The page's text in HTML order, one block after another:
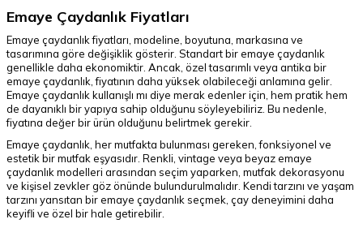
Emaye Çaydanlık Fiyatları
Emaye çaydanlık fiyatları, modeline, boyutuna, markasına ve
tasarımına göre değişiklik gösterir. Standart bir emaye çaydanlık
genellikle daha ekonomiktir. Ancak, özel tasarımlı veya antika bir
emaye çaydanlık, fiyatının daha yüksek olabileceği anlamına gelir.
Emaye çaydanlık kullanışlı mı diye merak edenler için, hem pratik hem
de dayanıklı bir yapıya sahip olduğunu söyleyebiliriz. Bu nedenle,
fiyatına değer bir ürün olduğunu belirtmek gerekir.
Emaye çaydanlık, her mutfakta bulunması gereken, fonksiyonel ve
estetik bir mutfak eşyasıdır. Renkli, vintage veya beyaz emaye
çaydanlık modelleri arasından seçim yaparken, mutfak dekorasyonu
ve kişisel zevkler göz önünde bulundurulmalıdır. Kendi tarzını ve yaşam
tarzını yansıtan bir emaye çaydanlık seçmek, çay deneyimini daha
keyifli ve özel bir hale getirebilir.